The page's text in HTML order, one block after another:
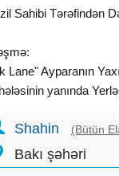
Sahibi Tərəfindən
Lane" Ayparanın
yanında
Haqqında Məlumat:
Shahin (Bütün
Bakı şəhəri